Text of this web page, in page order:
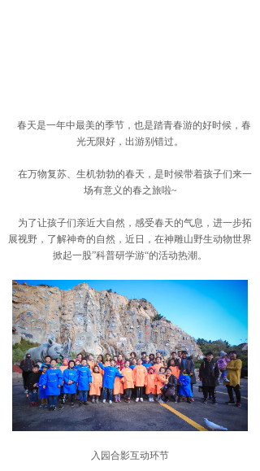
春天是一年中最美的季节，也是踏青春游的好时候，春
光无限好，出游别错过。
在万物复苏、生机勃勃的春天，是时候带着孩子们来一
场有意义的春之旅啦~
为了让孩子们亲近大自然，感受春天的气息，进一步拓
展视野，了解神奇的自然，近日，在神雕山野生动物世界
掀起一股”科普研学游“的活动热潮。
入园合影互动环节